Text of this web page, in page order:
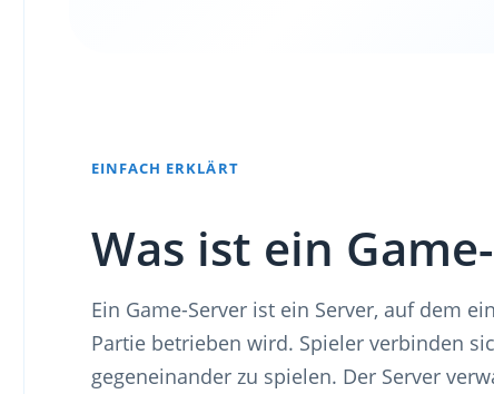
EINFACH ERKLÄRT
Was ist ein
Ein Game-Server ist ein Server, auf dem
Partie betrieben wird. Spieler verbinden
gegeneinander zu spielen. Der Server